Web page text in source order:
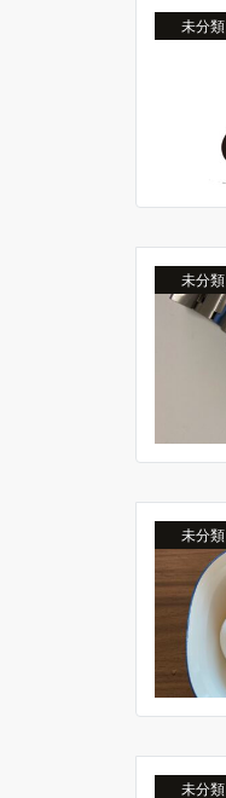
未分類
未分類
未分類
未分類